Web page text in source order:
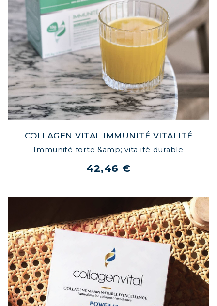
COLLAGEN VITAL IMMUNITÉ VITALITÉ
Immunité forte &amp; vitalité durable
42,46 €